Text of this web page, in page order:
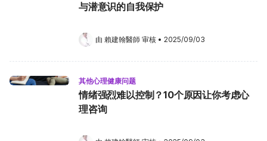
与潜意识的自我保护
由 賴建翰醫師 审核 • 2025/09/03
其他心理健康问题
情绪强烈难以控制？10个原因让你考虑心
理咨询